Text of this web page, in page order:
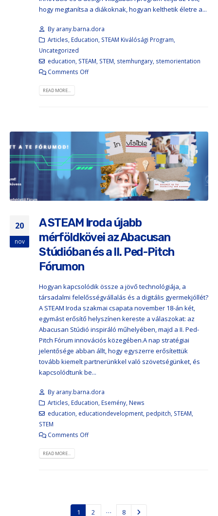
hogy megtanítsa a diákoknak, hogyan kelthetik életre a...
By arany.barna.dora
Articles Education STEAM Kiválósági Program
Uncategorized
education STEAM STEM stemhungary, stemorientation
Comments Off
READ MORE...
20
nov
A STEAM Iroda újabb
mérföldkövei az Abacusan
Stúdióban és a II. Ped-Pitch
Fórumon
Hogyan kapcsolódik össze a jövő technológiája, a
társadalmi felelősségvállalás és a digitális gyermekjóllét?
A STEAM Iroda szakmai csapata november 18-án két,
egymást erősítő helyszínen kereste a válaszokat: az
Abacusan Stúdió inspiráló műhelyében, majd a II. Ped-
Pitch Fórum innovációs közegében.A nap stratégiai
jelentősége abban állt, hogy egyszerre erősítettük
tovább kiemelt partnerünkkel való szövetségünket, és
kapcsolódtunk be...
By arany.barna.dora
Articles, Education, Esemény, News
education, educationdevelopment, pedpitch, STEAM,
STEM
Comments Off
READ MORE...
1 2 … 8